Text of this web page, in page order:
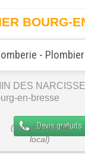
BOURG-
- Plombier
DES
en-bresse
Devis gratuits